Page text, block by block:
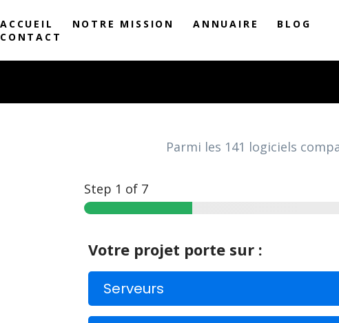
ACCUEIL NOTRE MISSION ANNUAIRE
BLOG
CONTACT
Parmi les 141 logiciels
Step 1 of 7
Votre projet porte sur :
Serveurs